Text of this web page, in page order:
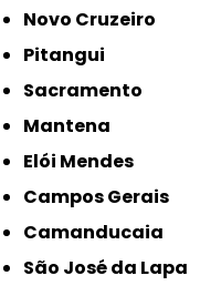
Novo Cruzeiro
Pitangui
Sacramento
Mantena
Elói Mendes
Campos Gerais
Camanducaia
São José da Lapa